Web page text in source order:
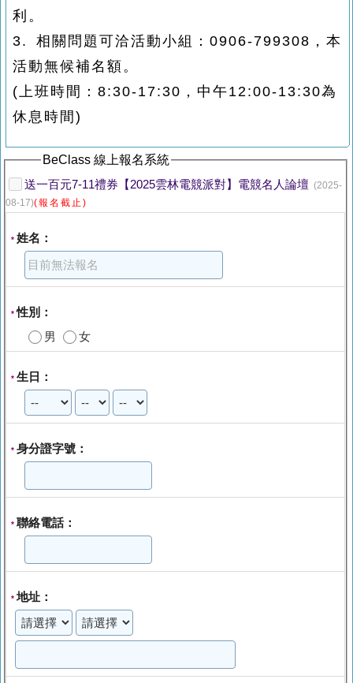
利。
3. 相關問題可洽活動小組：0906-799308，本
活動無候補名額。
(上班時間：8:30-17:30，中午12:00-13:30為
休息時間)
BeClass 線上報名系統
送一百元7-11禮券【2025雲林電競派對】電競名人論壇 (2025-
08-17)(報名截止)
* 姓名：
*性別：
男
女
* 生日：
* 身分證字號：
* 聯絡電話：
*地址：